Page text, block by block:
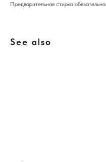
Предварительная стирка обязательна
See also